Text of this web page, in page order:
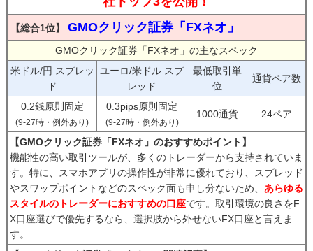
【総合1位】 GMOクリック証券「FXネオ」
GMOクリック証券「FXネオ」の主なスペック
米ドル/円 スプレッ
ド
ユーロ/米ドル スプ
レッド
最低取引単
位
通貨ペア数
0.2銭原則固定
(9-27時・例外あり)
0.3pips原則固定
(9-27時・例外あり)
1000通貨 24ペア
【GMOクリック証券「FXネオ」のおすすめポイント】
機能性の高い取引ツールが、多くのトレーダーから支持されていま
す。特に、スマホアプリの操作性が非常に優れており、スプレッド
やスワップポイントなどのスペック面も申し分ないため、 あらゆる
スタイルのトレーダーにおすすめの口座です。取引環境の良さをF
X口座選びで優先するなら、選択肢から外せないFX口座と言えま
す。